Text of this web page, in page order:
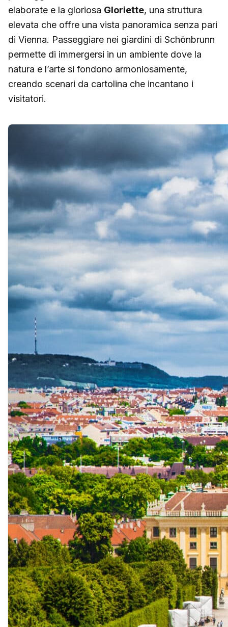
elaborate e la gloriosa Gloriette, una struttura
elevata che offre una vista panoramica senza pari
di Vienna. Passeggiare nei giardini di Schönbrunn
permette di immergersi in un ambiente dove la
natura e l’arte si fondono armoniosamente,
creando scenari da cartolina che incantano i
visitatori.